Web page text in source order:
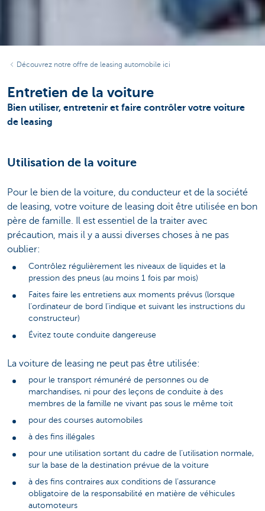
Découvrez notre offre de leasing automobile ici
Entretien de la voiture
Bien utiliser, entretenir et faire contrôler votre voiture
de leasing
Utilisation de la voiture
Pour le bien de la voiture, du conducteur et de la société
de leasing, votre voiture de leasing doit être utilisée en bon
père de famille. Il est essentiel de la traiter avec
précaution, mais il y a aussi diverses choses à ne pas
oublier:
Contrôlez régulièrement les niveaux de liquides et la
pression des pneus (au moins 1 fois par mois)
Faites faire les entretiens aux moments prévus (lorsque
l’ordinateur de bord l’indique et suivant les instructions du
constructeur)
Évitez toute conduite dangereuse
La voiture de leasing ne peut pas être utilisée:
pour le transport rémunéré de personnes ou de
marchandises, ni pour des leçons de conduite à des
membres de la famille ne vivant pas sous le même toit
pour des courses automobiles
à des fins illégales
pour une utilisation sortant du cadre de l’utilisation normale,
sur la base de la destination prévue de la voiture
à des fins contraires aux conditions de l’assurance
obligatoire de la responsabilité en matière de véhicules
automoteurs